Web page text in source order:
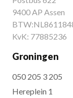
9400 AP Assen
KvK: 77885236
Groningen
050 205 3 205
Hereplein 1